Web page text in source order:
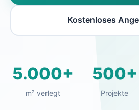
Kostenloses
5.000+
m² verlegt
500+
Projekte